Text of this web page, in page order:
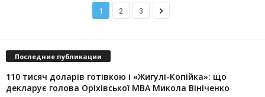
1 2 3
Последние публикации
110 тисяч доларів готівкою і «Жигулі-Копійка»: що
декларує голова Оріхівської МВА Микола Вініченко